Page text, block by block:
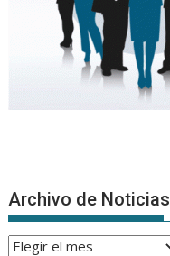
Archivo de Noticias
Archivo